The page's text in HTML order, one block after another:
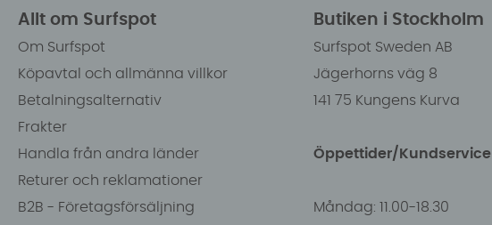
Allt om Surfspot
Om Surfspot
Köpavtal och allmänna villkor
Betalningsalternativ
Frakter
Handla från andra länder
Returer och reklamationer
B2B - Företagsförsäljning
Butiken i Stockholm
Surfspot Sweden AB
Jägerhorns väg 8
141 75 Kungens Kurva
Öppettider/Kundservice
Måndag: 11.00-18.30